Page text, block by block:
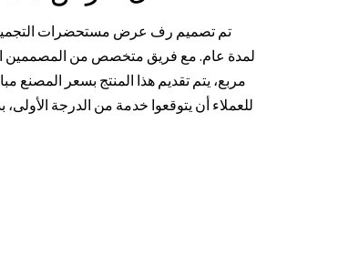
تم تصميم رف عرض مستحضرات التجميل
مربع، يتم تقديم هذا المنتج بسعر المصنع
للعملاء أن يتوقعوا خدمة من الدرجة